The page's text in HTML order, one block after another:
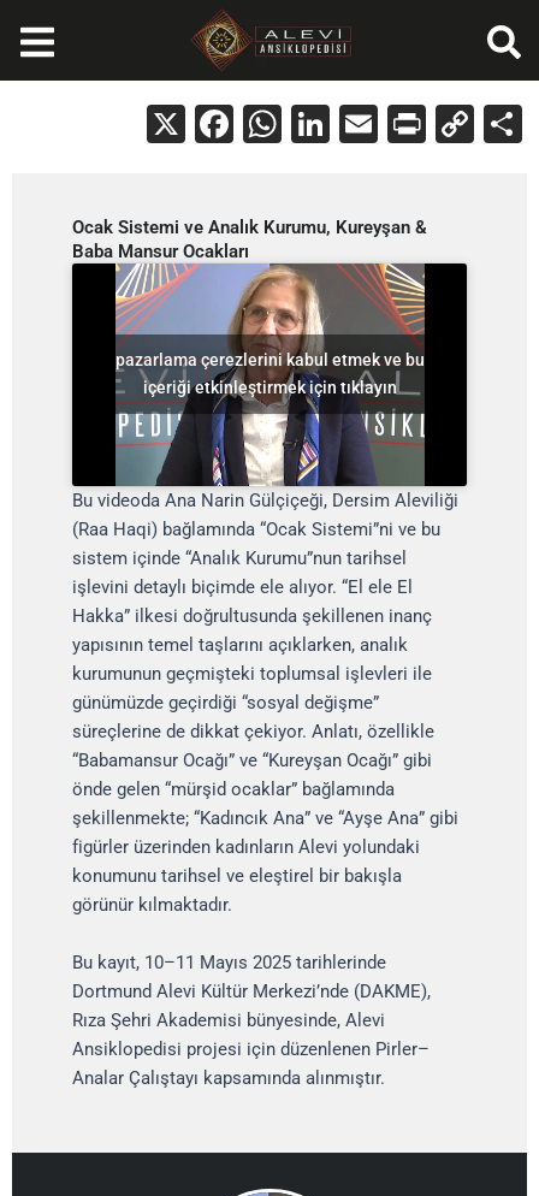
atla
X Facebook
WhatsApp
LinkedIn
EmailPrint
Ocak Sistemi ve Analık Kurumu, Kureyşan &
Baba Mansur Ocakları
pazarlama çerezlerini kabul etmek ve bu
içeriği etkinleştirmek için tıklayın
Bu videoda Ana Narin Gülçiçeği, Dersim Aleviliği
(Raa Haqi) bağlamında “Ocak Sistemi”ni ve bu
sistem içinde “Analık Kurumu”nun tarihsel
işlevini detaylı biçimde ele alıyor. “El ele El
Hakka” ilkesi doğrultusunda şekillenen inanç
yapısının temel taşlarını açıklarken, analık
kurumunun geçmişteki toplumsal işlevleri ile
günümüzde geçirdiği “sosyal değişme”
süreçlerine de dikkat çekiyor. Anlatı, özellikle
“Babamansur Ocağı” ve “Kureyşan Ocağı” gibi
önde gelen “mürşid ocaklar” bağlamında
şekillenmekte; “Kadıncık Ana” ve “Ayşe Ana” gibi
figürler üzerinden kadınların Alevi yolundaki
konumunu tarihsel ve eleştirel bir bakışla
görünür kılmaktadır.
Bu kayıt, 10–11 Mayıs 2025 tarihlerinde
Dortmund Alevi Kültür Merkezi’nde (DAKME),
Rıza Şehri Akademisi bünyesinde, Alevi
Ansiklopedisi projesi için düzenlenen Pirler–
Analar Çalıştayı kapsamında alınmıştır.